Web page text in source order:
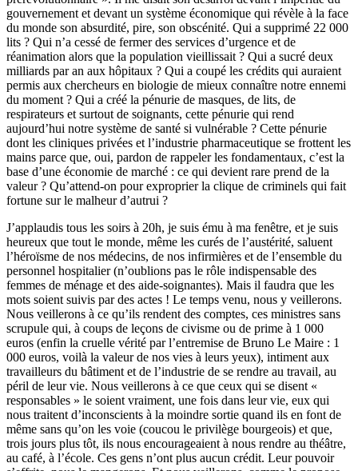
gouvernement et devant un système économique qui révèle à la face
du monde son absurdité, pire, son obscénité. Qui a supprimé 22 000
lits ? Qui n’a cessé de fermer des services d’urgence et de
réanimation alors que la population vieillissait ? Qui a sucré deux
milliards par an aux hôpitaux ? Qui a coupé les crédits qui auraient
permis aux chercheurs en biologie de mieux connaître notre ennemi
du moment ? Qui a créé la pénurie de masques, de lits, de
respirateurs et surtout de soignants, cette pénurie qui rend
aujourd’hui notre système de santé si vulnérable ? Cette pénurie
dont les cliniques privées et l’industrie pharmaceutique se frottent les
mains parce que, oui, pardon de rappeler les fondamentaux, c’est la
base d’une économie de marché : ce qui devient rare prend de la
valeur ? Qu’attend-on pour exproprier la clique de criminels qui fait
fortune sur le malheur d’autrui ?
J’applaudis tous les soirs à 20h, je suis ému à ma fenêtre, et je suis
heureux que tout le monde, même les curés de l’austérité, saluent
l’héroïsme de nos médecins, de nos infirmières et de l’ensemble du
personnel hospitalier (n’oublions pas le rôle indispensable des
femmes de ménage et des aide-soignantes). Mais il faudra que les
mots soient suivis par des actes ! Le temps venu, nous y veillerons.
Nous veillerons à ce qu’ils rendent des comptes, ces ministres sans
scrupule qui, à coups de leçons de civisme ou de prime à 1 000
euros (enfin la cruelle vérité par l’entremise de Bruno Le Maire : 1
000 euros, voilà la valeur de nos vies à leurs yeux), intiment aux
travailleurs du bâtiment et de l’industrie de se rendre au travail, au
péril de leur vie. Nous veillerons à ce que ceux qui se disent «
responsables » le soient vraiment, une fois dans leur vie, eux qui
nous traitent d’inconscients à la moindre sortie quand ils en font de
même sans qu’on les voie (coucou le privilège bourgeois) et que,
trois jours plus tôt, ils nous encourageaient à nous rendre au théâtre,
au café, à l’école. Ces gens n’ont plus aucun crédit. Leur pouvoir